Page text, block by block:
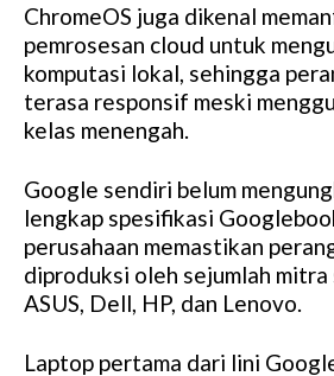
ChromeOS juga dikenal
pemrosesan cloud untuk
komputasi lokal, sehingga
terasa responsif meski
kelas menengah.
Google sendiri belum
lengkap spesifikasi
perusahaan memastikan
diproduksi oleh sejumlah
ASUS, Dell, HP, dan Lenovo.
Laptop pertama dari lini